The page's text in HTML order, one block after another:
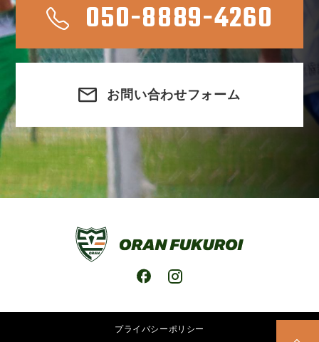
050-8889-4260
お問い合わせフォーム
プライバシーポリシー